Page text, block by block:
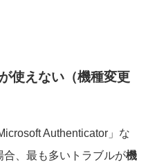
使えない（機種変更
Authenticator」な
合、最も多いトラブルが機